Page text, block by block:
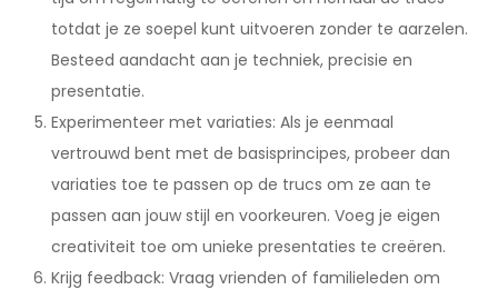
totdat je ze soepel kunt uitvoeren zonder te aarzelen.
Besteed aandacht aan je techniek, precisie en
presentatie.
Experimenteer met variaties: Als je eenmaal
vertrouwd bent met de basisprincipes, probeer dan
variaties toe te passen op de trucs om ze aan te
passen aan jouw stijl en voorkeuren. Voeg je eigen
creativiteit toe om unieke presentaties te creëren.
Krijg feedback: Vraag vrienden of familieleden om